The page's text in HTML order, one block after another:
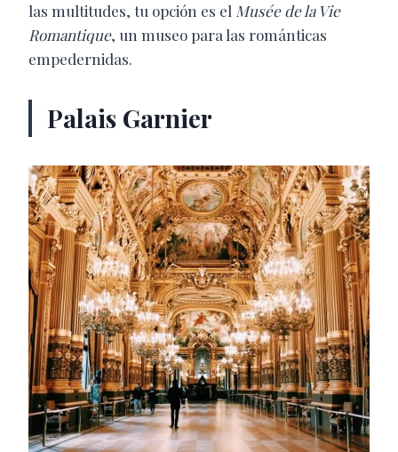
las multitudes, tu opción es el Musée de la Vie
Romantique, un museo para las románticas
empedernidas.
Palais Garnier